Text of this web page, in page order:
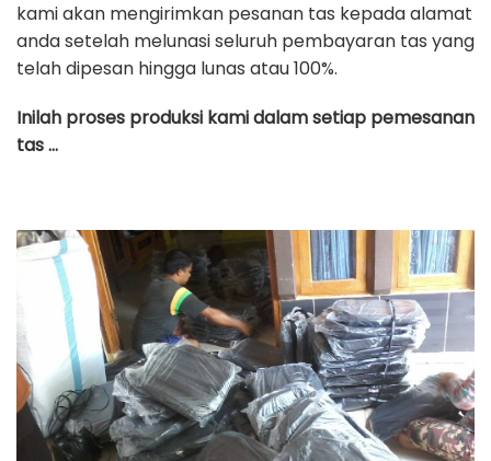
kami akan mengirimkan pesanan tas kepada alamat
anda setelah melunasi seluruh pembayaran tas yang
telah dipesan hingga lunas atau 100%.
Inilah proses produksi kami dalam setiap pemesanan
tas …